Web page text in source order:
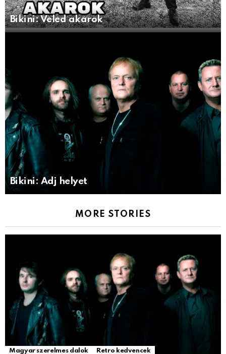
Bikini: Veled akarok
Bikini: Adj helyet
MORE STORIES
Magyar szerelmes dalok Retro kedvencek